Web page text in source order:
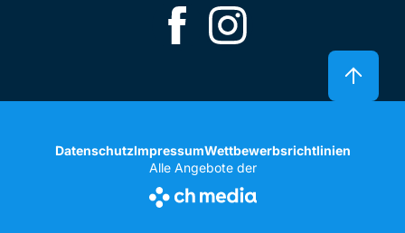
DatenschutzImpressumWettbewerbsrichtlinien
Alle Angebote der